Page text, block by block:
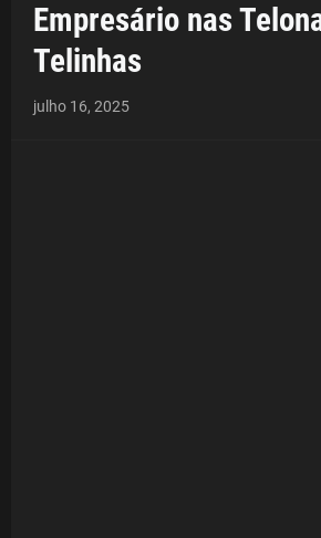
Empresário nas
Telinhas
julho 16, 2025